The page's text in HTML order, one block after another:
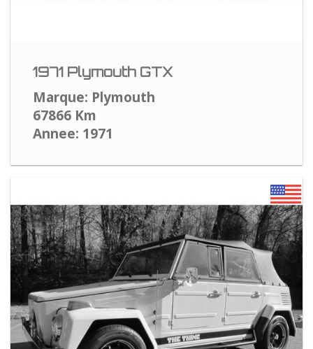
1971 Plymouth GTX
Marque: Plymouth
67866 Km
Annee: 1971